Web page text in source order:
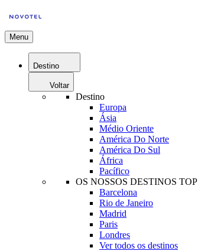
Menu
Destino
Voltar
Destino
Europa
Ásia
Médio Oriente
América Do Norte
América Do Sul
África
Pacífico
OS NOSSOS DESTINOS TOP
Barcelona
Rio de Janeiro
Madrid
Paris
Londres
Ver todos os destinos